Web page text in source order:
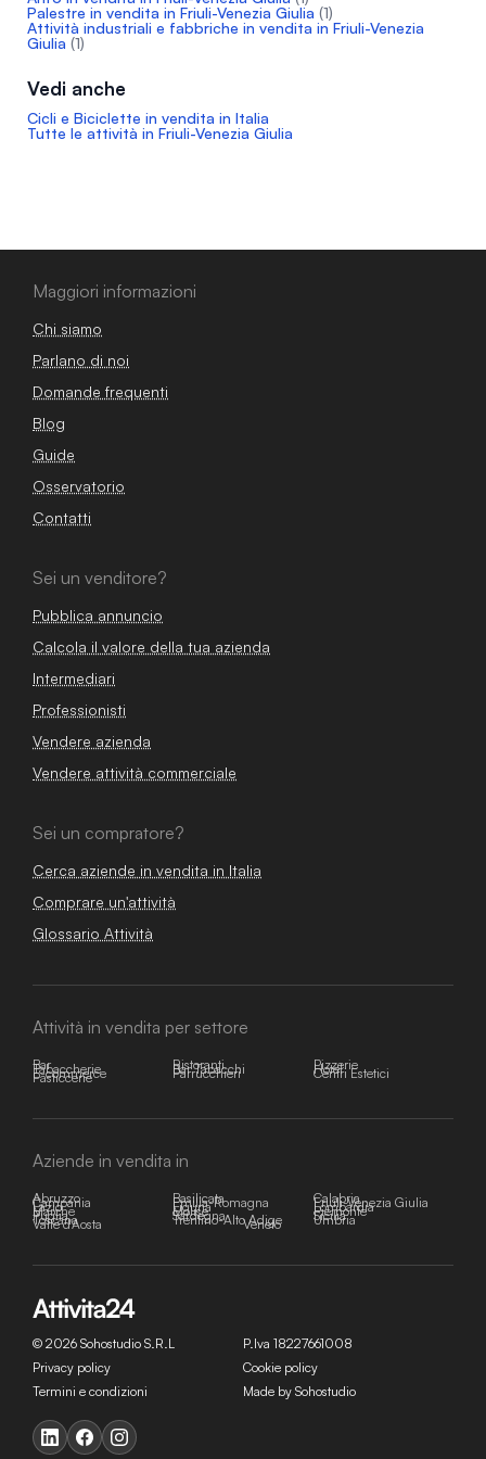
Palestre in vendita in Friuli-Venezia Giulia (1)
Attività industriali e fabbriche in vendita in Friuli-Venezia
Giulia (1)
Vedi anche
Cicli e Biciclette in vendita in Italia
Tutte le attività in Friuli-Venezia Giulia
Maggiori informazioni
Chi siamo
Parlano di noi
Domande frequenti
Blog
Guide
Osservatorio
Contatti
Sei un venditore?
Pubblica annuncio
Calcola il valore della tua azienda
Intermediari
Professionisti
Vendere azienda
Vendere attività commerciale
Sei un compratore?
Cerca aziende in vendita in Italia
Comprare un'attività
Glossario Attività
Attività in vendita per settore
Bar Ristoranti Pizzerie
Tabaccherie Bar Tabacchi Hotel
E-commerce Parrucchieri Centri Estetici
Pasticcerie
Aziende in vendita in
Abruzzo Basilicata Calabria
Campania Emilia-Romagna Friuli-Venezia Giulia
Lazio Liguria Lombardia
Marche Molise Piemonte
Puglia Sardegna Sicilia
Toscana Trentino-Alto Adige Umbria
Valle d'Aosta Veneto
© 2026 Sohostudio S.R.L
P.Iva 18227661008
Privacy policy
Cookie policy
Termini e condizioni
Made by Sohostudio